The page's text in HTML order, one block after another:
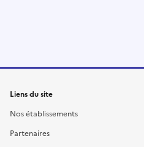
Liens du site
Nos établissements
Partenaires